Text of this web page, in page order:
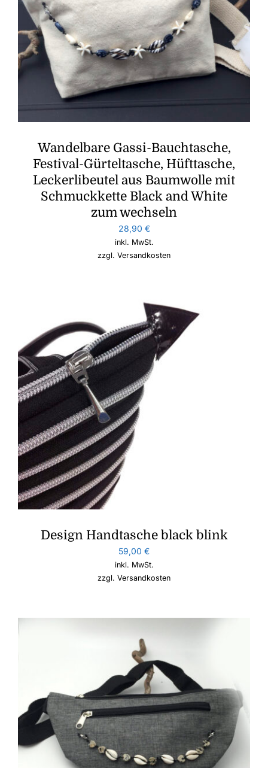
Wandelbare Gassi-Bauchtasche,
Festival-Gürteltasche, Hüfttasche,
Leckerlibeutel aus Baumwolle mit
Schmuckkette Black and White
zum wechseln
28,90 €
inkl. MwSt.
zzgl. Versandkosten
Design Handtasche black blink
59,00 €
inkl. MwSt.
zzgl. Versandkosten